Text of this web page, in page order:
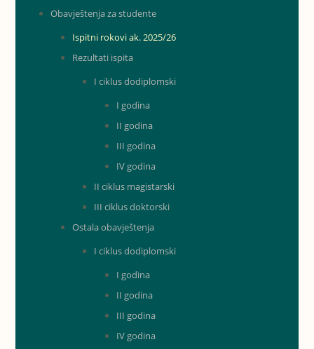
Obavještenja za studente
Ispitni rokovi ak. 2025/26
Rezultati ispita
I ciklus dodiplomski
I godina
II godina
III godina
IV godina
II ciklus magistarski
III ciklus doktorski
Ostala obavještenja
I ciklus dodiplomski
I godina
II godina
III godina
IV godina